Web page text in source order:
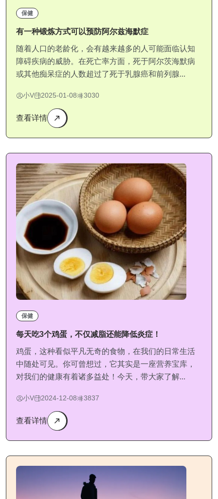
保健
有一种锻炼方式可以预防阿尔兹海默症
随着人口的老龄化，会有越来越多的人可能面临认知
障碍疾病的威胁。在死亡率方面，死于阿尔茨海默病
或其他痴呆症的人数超过了死于乳腺癌和前列腺...
小V 2025-01-08 3030
查看详情
保健
每天吃3个鸡蛋，不仅减脂还能降低炎症！
鸡蛋，这种看似平凡无奇的食物，在我们的日常生活
中随处可见。你可曾想过，它其实是一座营养宝库，
对我们的健康有着诸多益处！今天，带大家了解...
小V 2024-12-08 3837
查看详情